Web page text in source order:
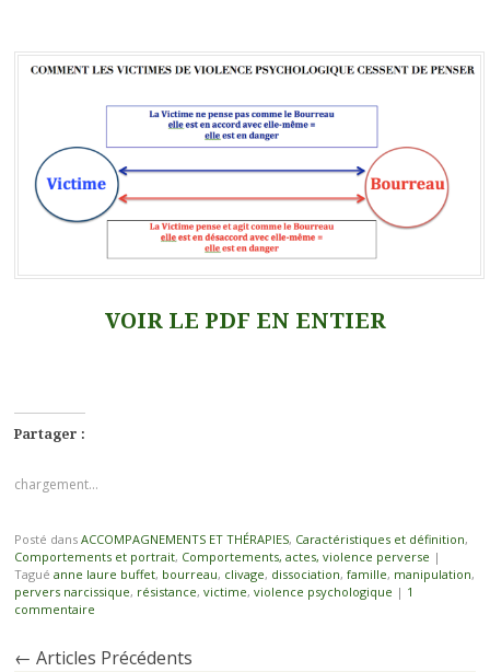
VOIR LE PDF EN ENTIER
Partager :
chargement…
Posté dans ACCOMPAGNEMENTS ET THÉRAPIES, Caractéristiques et définition,
Comportements et portrait, Comportements, actes, violence perverse |
Tagué anne laure buffet, bourreau, clivage, dissociation, famille, manipulation,
pervers narcissique, résistance, victime, violence psychologique | 1
commentaire
← Articles Précédents